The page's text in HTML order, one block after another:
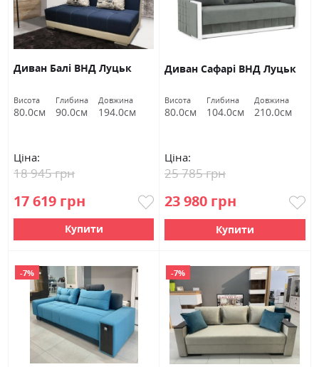
Диван Балі ВНД Луцьк
Висота
80.0см
Глибина
90.0см
Довжина
194.0см
Ціна:
17 619 грн
18 945 грн
Купити
Диван Сафарі ВНД Луцьк
Висота
80.0см
Глибина
104.0см
Довжина
210.0см
Ціна:
23 980 грн
25 785 грн
Купити
-7% -7%